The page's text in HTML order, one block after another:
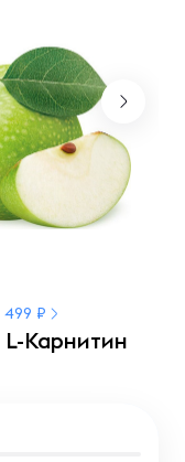
499 ₽
Карнитин